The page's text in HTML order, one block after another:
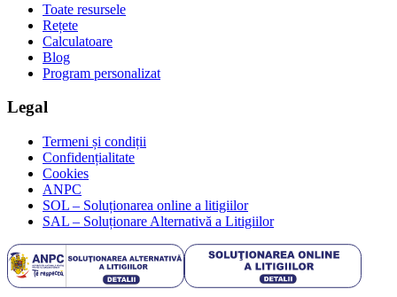
Toate resursele
Rețete
Calculatoare
Blog
Program personalizat
Legal
Termeni și condiții
Confidențialitate
Cookies
ANPC
SOL – Soluționarea online a litigiilor
SAL – Soluționare Alternativă a Litigiilor